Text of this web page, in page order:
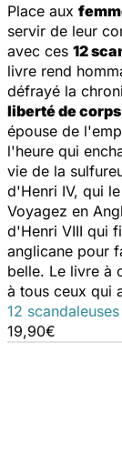
Place aux
servir de leur
avec ces 12
livre rend
défrayé la
liberté de
épouse de
l'heure qui
vie de la
d'Henri IV, qui
Voyagez en
d'Henri VIII qui
anglicane pour
belle. Le livre à
à tous ceux qui
12
19,90€